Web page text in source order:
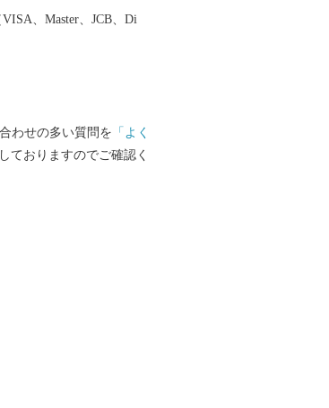
2万頭の乳牛により牛乳を
、Master、JCB、Di
わせの多い質問を 「よく
ておりますのでご確認く